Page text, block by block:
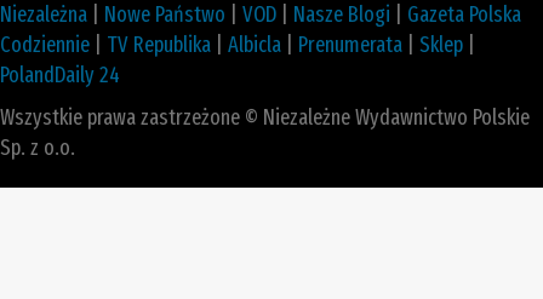
Niezależna
Nowe Państwo VOD Nasze Blogi
Gazeta Polska
Codziennie
TV Republika Albicla Prenumerata Sklep
PolandDaily 24
Wszystkie prawa zastrzeżone © Niezależne Wydawnictwo Polskie
Sp. z o.o.